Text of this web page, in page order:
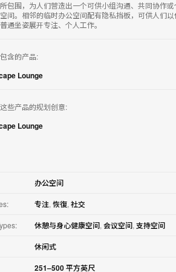
包围，为人们营造出一个可供小组沟通、共同协作或
间。相邻的临时办公空间配有隐私挡板，可供人们以
通坐姿展开专注、个人工作。
含的产品:
Lounge
些产品的规划创意:
Lounge
办公空间
专注, 恢復, 社交
休憩与身心健康空间, 会议空间, 支持空间
休闲式
251–500 平方英尺